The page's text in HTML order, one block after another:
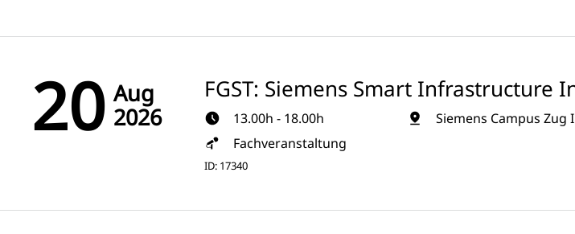
20 Aug
2026
FGST: Siemens Smart Infrastructure
13.00h - 18.00h
Siemens Campus
Fachveranstaltung
ID: 17340